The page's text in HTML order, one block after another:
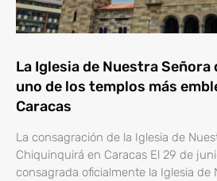
La Iglesia de Nuestra Señora
uno de los templos más
Caracas
La consagración de la Iglesia de
Chiquinquirá en Caracas El 29 de
consagrada oficialmente la Iglesia de